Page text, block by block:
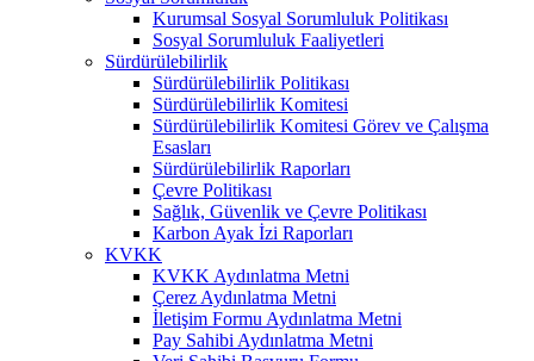
Kurumsal Sosyal Sorumluluk Politikası
Sosyal Sorumluluk Faaliyetleri
Sürdürülebilirlik
Sürdürülebilirlik Politikası
Sürdürülebilirlik Komitesi
Sürdürülebilirlik Komitesi Görev ve Çalışma
Esasları
Sürdürülebilirlik Raporları
Çevre Politikası
Sağlık, Güvenlik ve Çevre Politikası
Karbon Ayak İzi Raporları
KVKK
KVKK Aydınlatma Metni
Çerez Aydınlatma Metni
İletişim Formu Aydınlatma Metni
Pay Sahibi Aydınlatma Metni